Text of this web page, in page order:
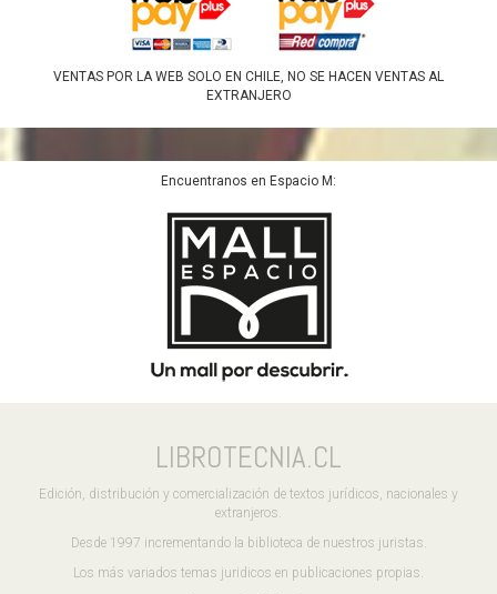
VENTAS POR LA WEB SOLO EN CHILE, NO SE HACEN VENTAS AL
EXTRANJERO
Encuentranos en Espacio M:
LIBROTECNIA.CL
Edición, distribución y comercialización de textos jurídicos, nacionales y
extranjeros.
Desde 1997 incrementando la biblioteca de nuestros juristas.
Los más variados temas juridicos en publicaciones propias.